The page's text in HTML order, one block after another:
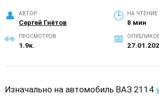
АВТОР
Сергей Гнётов
НА ЧТЕНИЕ
8 мин
ПРОСМОТРОВ
1.9к.
Изначально на автомобиль ВАЗ 2114